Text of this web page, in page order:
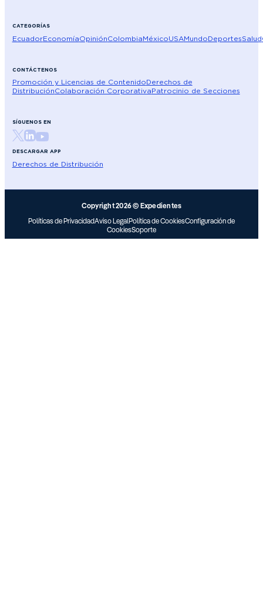
CATEGORÍAS
EcuadorEconomíaOpiniónColombiaMéxicoUSAMundoDeportesSalud
CONTÁCTENOS
Promoción y Licencias de ContenidoDerechos de
DistribuciónColaboración CorporativaPatrocinio de Secciones
SÍGUENOS EN
DESCARGAR APP
Derechos de Distribución
Copyright 2026 © Expedientes
Políticas de PrivacidadAviso LegalPolítica de CookiesConfiguración de
CookiesSoporte